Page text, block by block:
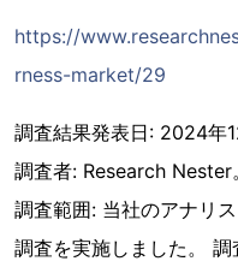
https://
rness-market/29
調査結果発表日: 2024年
調査者: Research Nester。
調査範囲: 当社のアナリ
調査を実施しました。